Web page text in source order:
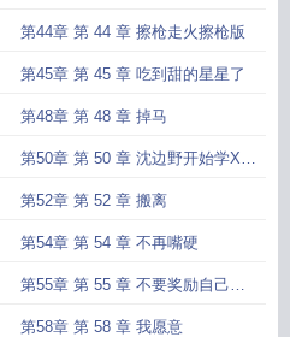
第44章 第 44 章 擦枪走火擦枪版
第45章 第 45 章 吃到甜的星星了
第48章 第 48 章 掉马
第50章 第 50 章 沈边野开始学X加
更
第52章 第 52 章 搬离
第54章 第 54 章 不再嘴硬
第55章 第 55 章 不要奖励自己了
沈边野
第58章 第 58 章 我愿意